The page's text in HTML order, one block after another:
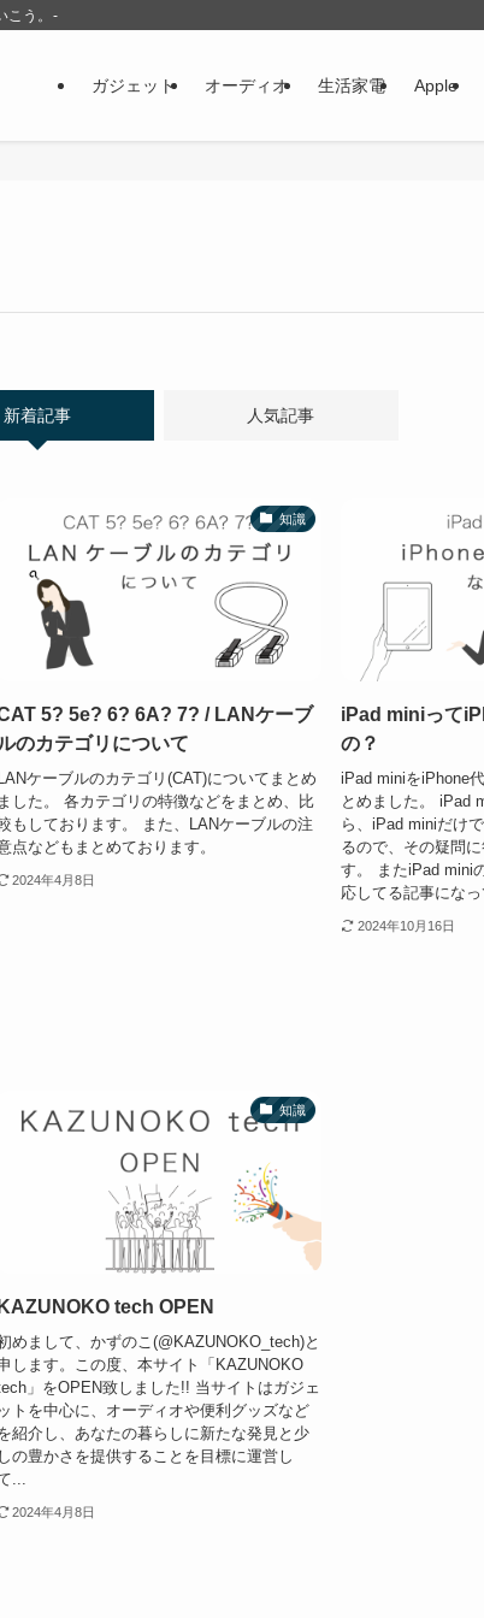
こう。-
ガジェット オーディオ 生活家電 Apple
新着記事 人気記事
知識
5? 5e? 6? 6A? 7? / LANケーブ
のカテゴリについて
ケーブルのカテゴリ(CAT)についてまとめ
ました。 各カテゴリの特徴などをまとめ、比
もしております。 また、LANケーブルの注
点などもまとめております。
2024年4月8日
iPad miniって
の？
iPad miniをiPhone
とめました。 iPad
ら、iPad miniだけ
るので、その疑問
す。 またiPad mini
応してる記事になっ
2024年10月16日
知識
KAZUNOKO tech OPEN
めまして、かずのこ(@KAZUNOKO_tech)と
します。この度、本サイト「KAZUNOKO
」をOPEN致しました!! 当サイトはガジェ
ットを中心に、オーディオや便利グッズなど
紹介し、あなたの暮らしに新たな発見と少
しの豊かさを提供することを目標に運営し
...
2024年4月8日